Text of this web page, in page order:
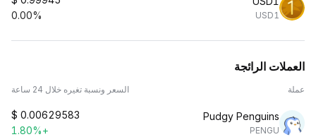
USD1
0.00%
العملات الرائجة
عملة السعر ونسبة تغيره خلال 24 ساعة
Pudgy Penguins
PENGU
$ 0.00629583
+1.80%